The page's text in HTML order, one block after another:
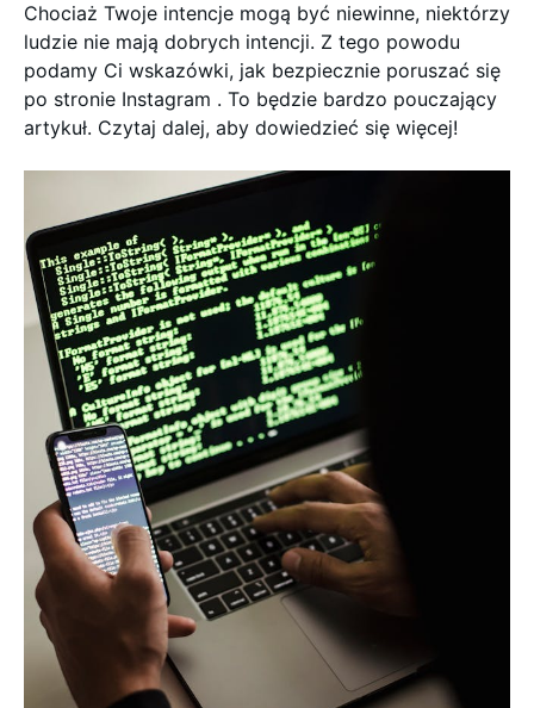
Chociaż Twoje intencje mogą być niewinne, niektórzy
ludzie nie mają dobrych intencji. Z tego powodu
podamy Ci wskazówki, jak bezpiecznie poruszać się
po stronie Instagram . To będzie bardzo pouczający
artykuł. Czytaj dalej, aby dowiedzieć się więcej!